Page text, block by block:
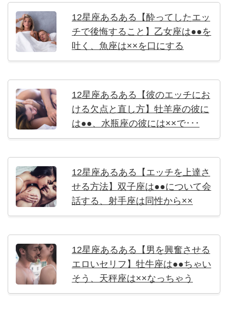
12星座あるある【酔ってしたエッ
チで後悔すること】乙女座は●●を
吐く、魚座は××を口にする
12星座あるある【彼のエッチにお
ける欠点と直し方】牡羊座の彼に
は●●、水瓶座の彼には××で･･･
12星座あるある【エッチを上達さ
せる方法】双子座は●●について会
話する、射手座は同性から××
12星座あるある【男を興奮させる
エロいセリフ】牡牛座は●●ちゃい
そう、天秤座は××なっちゃう